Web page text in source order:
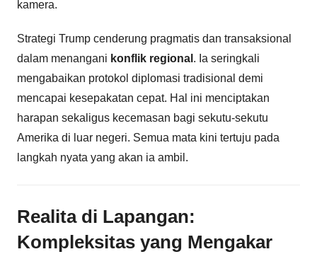
kamera.
Strategi Trump cenderung pragmatis dan transaksional
dalam menangani konflik regional . Ia seringkali
mengabaikan protokol diplomasi tradisional demi
mencapai kesepakatan cepat. Hal ini menciptakan
harapan sekaligus kecemasan bagi sekutu-sekutu
Amerika di luar negeri. Semua mata kini tertuju pada
langkah nyata yang akan ia ambil.
Realita di Lapangan:
Kompleksitas yang Mengakar